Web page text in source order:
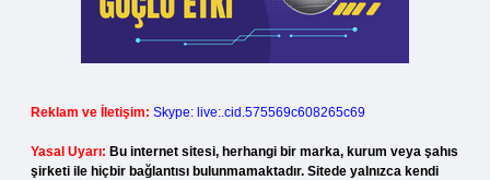
Reklam ve İletişim: Skype: live:.cid.575569c608265c69
Yasal Uyarı: Bu internet sitesi, herhangi bir marka, kurum veya şahıs
şirketi ile hiçbir bağlantısı bulunmamaktadır. Sitede yalnızca kendi